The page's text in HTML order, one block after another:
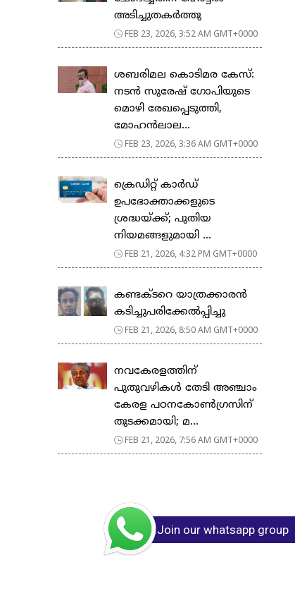
അടിച്ചുതകർത്തു
FEB 23, 2026, 3:52 AM GMT+0000
ശബരിമല കൊടിമര കേസ്:
നടൻ സുരേഷ് ഗോപിയുടെ
മൊഴി രേഖപ്പെടുത്തി,
മോഹൻലാല...
FEB 23, 2026, 3:36 AM GMT+0000
ക്രെഡിറ്റ് കാർഡ്
ഉപഭോക്താക്കളുടെ
ശ്രദ്ധയ്ക്ക്; പുതിയ
നിയമങ്ങളുമായി ...
FEB 21, 2026, 4:32 PM GMT+0000
കണ്ടക്ടറെ യാത്രക്കാരൻ
കടിച്ചുപരിക്കേൽപ്പിച്ചു
FEB 21, 2026, 8:50 AM GMT+0000
നവകേരളത്തിന്
പുതുവഴികൾ തേടി അഞ്ചാം
കേരള പഠനകോൺഗ്രസിന്
തുടക്കമായി; മ...
FEB 21, 2026, 7:56 AM GMT+0000
Join our whatsapp group